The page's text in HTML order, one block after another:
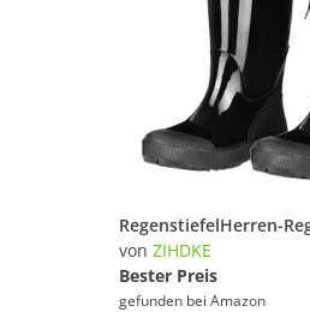
von ZIHDKE
Bester Preis
gefunden bei Amazon